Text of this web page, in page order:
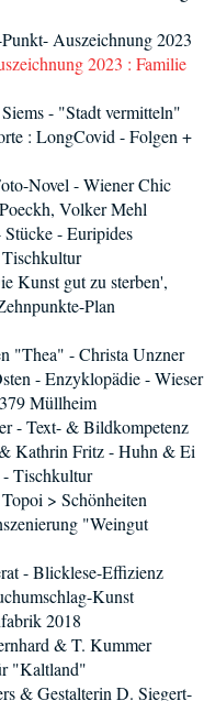
Auszeichnung 2023
2023 : Familie
- "Stadt vermitteln"
: LongCovid - Folgen +
Novel - Wiener Chic
Volker Mehl
- Euripides
Kunst gut zu sterben',
Plan
"Thea" - Christa Unzner
- Enzyklopädie - Wieser
Müllheim
- Text- & Bildkompetenz
Kathrin Fritz - Huhn & Ei
Tischkultur
> Schönheiten
"Weingut
- Blicklese-Effizienz
Kunst
2018
& T. Kummer
"Kaltland"
& Gestalterin D. Siegert-